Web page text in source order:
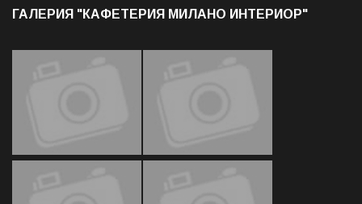
ГАЛЕРИЯ "КАФЕТЕРИЯ МИЛАНО ИНТЕРИОР"